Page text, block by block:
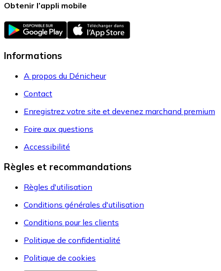
Obtenir l’appli mobile
Informations
A propos du Dénicheur
Contact
Enregistrez votre site et devenez marchand premium
Foire aux questions
Accessibilité
Règles et recommandations
Règles d'utilisation
Conditions générales d'utilisation
Conditions pour les clients
Politique de confidentialité
Politique de cookies